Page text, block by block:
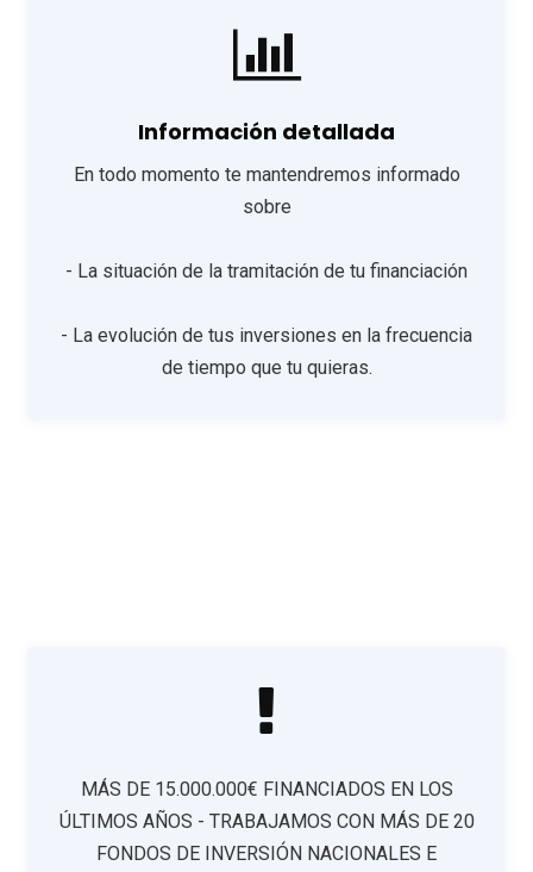
Información detallada
En todo momento te mantendremos informado
sobre
- La situación de la tramitación de tu financiación
- La evolución de tus inversiones en la frecuencia
de tiempo que tu quieras.
MÁS DE 15.000.000€ FINANCIADOS EN LOS
ÚLTIMOS AÑOS - TRABAJAMOS CON MÁS DE 20
FONDOS DE INVERSIÓN NACIONALES E